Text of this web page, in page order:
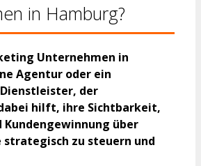
in Hamburg?
Unternehmen in
Agentur oder ein
der
hilft, ihre Sichtbarkeit,
Kundengewinnung über
zu steuern und